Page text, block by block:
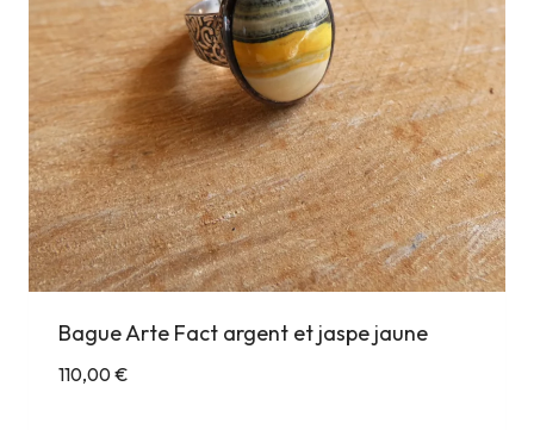
Bague Arte Fact argent et jaspe jaune
110,00€